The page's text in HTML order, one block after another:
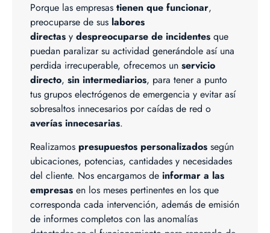
Porque las empresas tienen que funcionar,
preocuparse de sus labores
directas y despreocuparse de incidentes que
puedan paralizar su actividad generándole así una
perdida irrecuperable, ofrecemos un servicio
directo, sin intermediarios, para tener a punto
tus grupos electrógenos de emergencia y evitar así
sobresaltos innecesarios por caídas de red o
averías innecesarias.
Realizamos presupuestos personalizados según
ubicaciones, potencias, cantidades y necesidades
del cliente. Nos encargamos de informar a las
empresas en los meses pertinentes en los que
corresponda cada intervención, además de emisión
de informes completos con las anomalías